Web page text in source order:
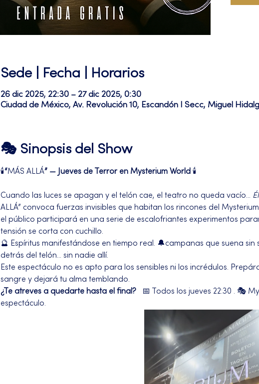
Sede | Fecha | Horarios
26 dic 2025, 22:30 – 27 dic 2025, 0:30
Ciudad de México, Av. Revolución 10, Escandón I Secc, Miguel
🎭 Sinopsis del Show
🕯️“MÁS ALLÁ” — Jueves de Terror en Mysterium World 🕯️
Cuando las luces se apagan y el telón cae, el teatro no queda vacío... Él
ALLÁ” convoca fuerzas invisibles que habitan los rincones del
el público participará en una serie de escalofriantes experimentos
tensión se corta con cuchillo.
🔮 Espíritus manifestándose en tiempo real. 🔔campanas que suena
detrás del telón... sin nadie allí.
Este espectáculo no es apto para los sensibles ni los incrédulos.
sangre y dejará tu alma temblando.
¿Te atreves a quedarte hasta el final? 📅 Todos los jueves 22:30 . 🎭
espectáculo.